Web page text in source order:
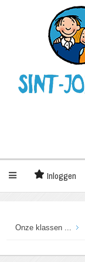
Inloggen
Onze klassen ...